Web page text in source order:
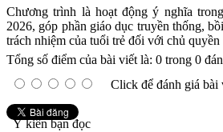
Chương trình là hoạt động ý nghĩa
2026, góp phần giáo dục truyền thống,
trách nhiệm của tuổi trẻ đối với chủ
Tổng số điểm của bài viết là: 0 trong 0
Click để đánh giá bài
Ý kiến bạn đọc